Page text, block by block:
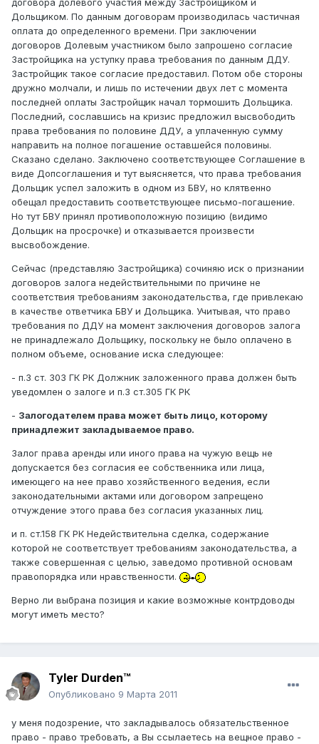
договора долевого участия между Застройщиком и
Дольщиком. По данным договорам производилась частичная
оплата до определенного времени. При заключении
договоров Долевым участником было запрошено согласие
Застройщика на уступку права требования по данным ДДУ.
Застройщик такое согласие предоставил. Потом обе стороны
дружно молчали, и лишь по истечении двух лет с момента
последней оплаты Застройщик начал тормошить Дольщика.
Последний, сославшись на кризис предложил высвободить
права требования по половине ДДУ, а уплаченную сумму
направить на полное погашение оставшейся половины.
Сказано сделано. Заключено соответствующее Соглашение в
виде Допсоглашения и тут выясняется, что права требования
Дольщик успел заложить в одном из БВУ, но клятвенно
обещал предоставить соответствующее письмо-погашение.
Но тут БВУ принял противоположную позицию (видимо
Дольщик на просрочке) и отказывается произвести
высвобождение.
Сейчас (представляю Застройщика) сочиняю иск о признании
договоров залога недействительными по причине не
соответствия требованиям законодательства, где привлекаю
в качестве ответчика БВУ и Дольщика. Учитывая, что право
требования по ДДУ на момент заключения договоров залога
не принадлежало Дольщику, поскольку не было оплачено в
полном объеме, основание иска следующее:
- п.3 ст. 303 ГК РК Должник заложенного права должен быть
уведомлен о залоге и п.3 ст.305 ГК РК
- Залогодателем права может быть лицо, которому
принадлежит закладываемое право.
Залог права аренды или иного права на чужую вещь не
допускается без согласия ее собственника или лица,
имеющего на нее право хозяйственного ведения, если
законодательными актами или договором запрещено
отчуждение этого права без согласия указанных лиц.
и п. ст.158 ГК РК Недействительна сделка, содержание
которой не соответствует требованиям законодательства, а
также совершенная с целью, заведомо противной основам
правопорядка или нравственности.
Верно ли выбрана позиция и какие возможные контрдоводы
могут иметь место?
Tyler Durden™
Опубликовано 9 Марта 2011
у меня подозрение, что закладывалось обязательственное
право - право требовать, а Вы ссылаетесь на вещное право -